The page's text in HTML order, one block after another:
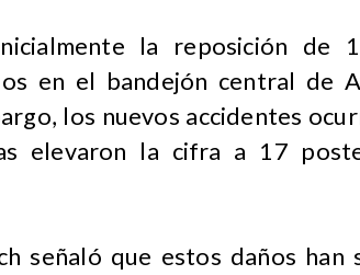
la reposición de
en el bandejón central de
los nuevos accidentes
elevaron la cifra a 17
señaló que estos daños han